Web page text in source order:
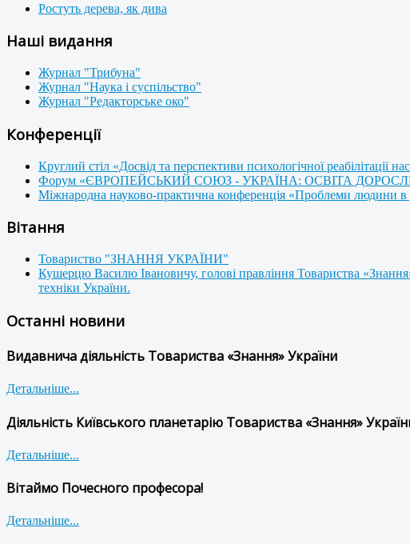
Ростуть дерева, як дива
Наші видання
Журнал "Трибуна"
Журнал "Наука і суспільство"
Журнал "Редакторське око"
Конференції
Круглий стіл «Досвід та перспективи психологічної реабілітації
Форум «ЄВРОПЕЙСЬКИЙ СОЮЗ - УКРАЇНА: ОСВІТА
Міжнародна науково-практична конференція «Проблеми людини в
Вітання
Товариство "ЗНАННЯ УКРАЇНИ"
Кушерцю Василю Івановичу, голові правління Товариства
техніки України.
Останні новини
Видавнича діяльність Товариства «Знання» України
Детальніше...
Діяльність Київського планетарію Товариства «Знання»
Детальніше...
Вітаймо Почесного професора!
Детальніше...